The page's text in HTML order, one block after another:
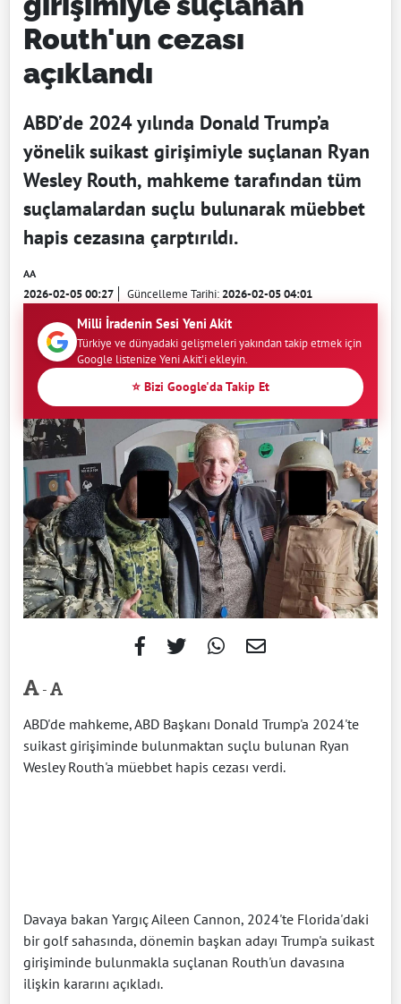
Routh'un cezası
açıklandı
ABD’de 2024 yılında Donald Trump’a
yönelik suikast girişimiyle suçlanan Ryan
Wesley Routh, mahkeme tarafından tüm
suçlamalardan suçlu bulunarak müebbet
hapis cezasına çarptırıldı.
AA
2026-02-05 00:27 Güncelleme Tarihi:2026-02-05 04:01
Milli İradenin Sesi Yeni Akit
Türkiye ve dünyadaki gelişmeleri yakından takip etmek için
Google listenize Yeni Akit'i ekleyin.
⭐ Bizi Google'da Takip Et
-
ABD'de mahkeme, ABD Başkanı Donald Trump'a 2024'te
suikast girişiminde bulunmaktan suçlu bulunan Ryan
Wesley Routh'a müebbet hapis cezası verdi.
Davaya bakan Yargıç Aileen Cannon, 2024'te Florida'daki
bir golf sahasında, dönemin başkan adayı Trump'a suikast
girişiminde bulunmakla suçlanan Routh'un davasına
ilişkin kararını açıkladı.